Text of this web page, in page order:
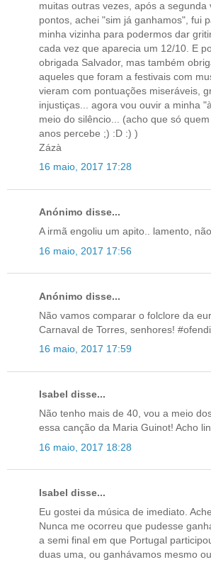
muitas outras vezes, após a segunda
pontos, achei "sim já ganhamos", fui
minha vizinha para podermos dar
cada vez que aparecia um 12/10. E
obrigada Salvador, mas também
aqueles que foram a festivais com
vieram com pontuações miseráveis,
injustiças... agora vou ouvir a minha
meio do silêncio... (acho que só
anos percebe ;) :D :) )
Zázà
16 maio, 2017 17:28
Anónimo disse...
A irmã engoliu um apito.. lamento,
16 maio, 2017 17:56
Anónimo disse...
Não vamos comparar o folclore da
Carnaval de Torres, senhores!
16 maio, 2017 17:59
Isabel disse...
Não tenho mais de 40, vou a meio
essa canção da Maria Guinot! Acho
16 maio, 2017 18:28
Isabel disse...
Eu gostei da música de imediato.
Nunca me ocorreu que pudesse
a semi final em que Portugal
duas uma, ou ganhávamos mesmo